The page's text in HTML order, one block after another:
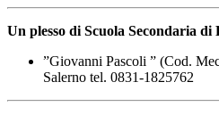
Un plesso di Scuola Secondaria
”Giovanni Pascoli ” (Cod.
Salerno tel. 0831-1825762